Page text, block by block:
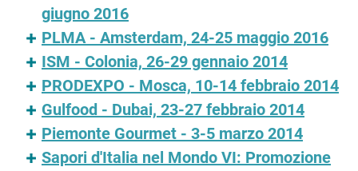
giugno 2016
PLMA - Amsterdam, 24-25 maggio 2016
ISM - Colonia, 26-29 gennaio 2014
PRODEXPO - Mosca, 10-14 febbraio 2014
Gulfood - Dubai, 23-27 febbraio 2014
Piemonte Gourmet - 3-5 marzo 2014
Sapori d'Italia nel Mondo VI: Promozione